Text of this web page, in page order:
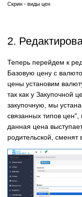
Скрин - виды цен
2.
Теперь перейдем к
Базовую цену с
цены установим
так как у Закупочной
закупочную, мы
связанных типов цен",
данная цена
родительской, сменят